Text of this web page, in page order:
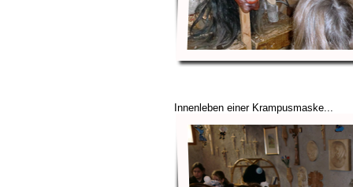
Innenleben einer Krampusmaske...